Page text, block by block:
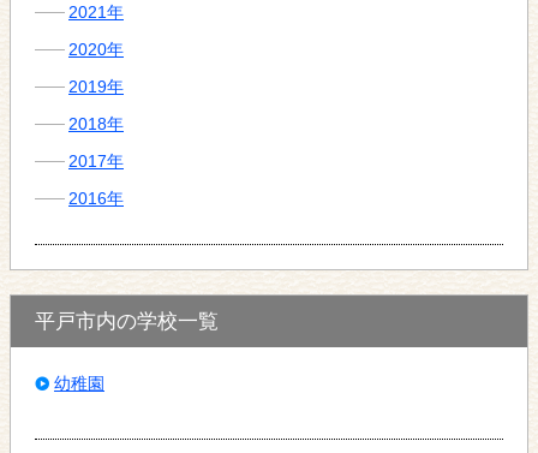
2021年
2020年
2019年
2018年
2017年
2016年
平戸市内の学校一覧
幼稚園